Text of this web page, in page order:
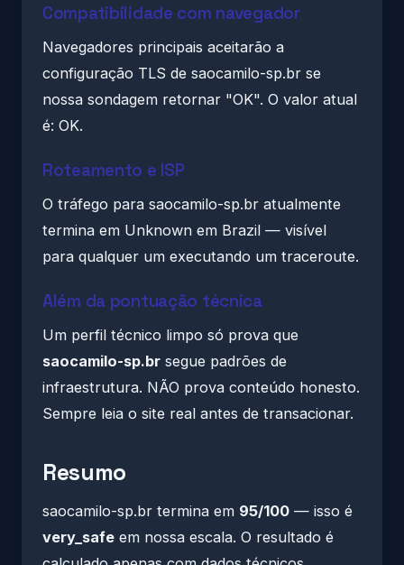
Compatibilidade com navegador
Navegadores principais aceitarão a
configuração TLS de saocamilo-sp.br se
nossa sondagem retornar "OK". O valor atual
é: OK.
Roteamento e ISP
O tráfego para saocamilo-sp.br atualmente
termina em Unknown em Brazil — visível
para qualquer um executando um traceroute.
Além da pontuação técnica
Um perfil técnico limpo só prova que
saocamilo-sp.br segue padrões de
infraestrutura. NÃO prova conteúdo honesto.
Sempre leia o site real antes de transacionar.
Resumo
saocamilo-sp.br termina em 95/100 — isso é
very_safe em nossa escala. O resultado é